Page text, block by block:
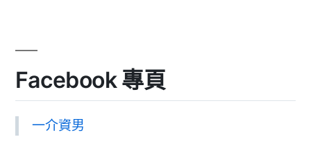
Facebook 專頁
一介資男